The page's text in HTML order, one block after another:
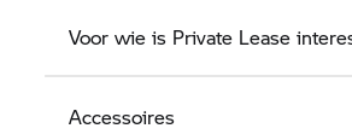
Voor wie is Private Lease
Accessoires